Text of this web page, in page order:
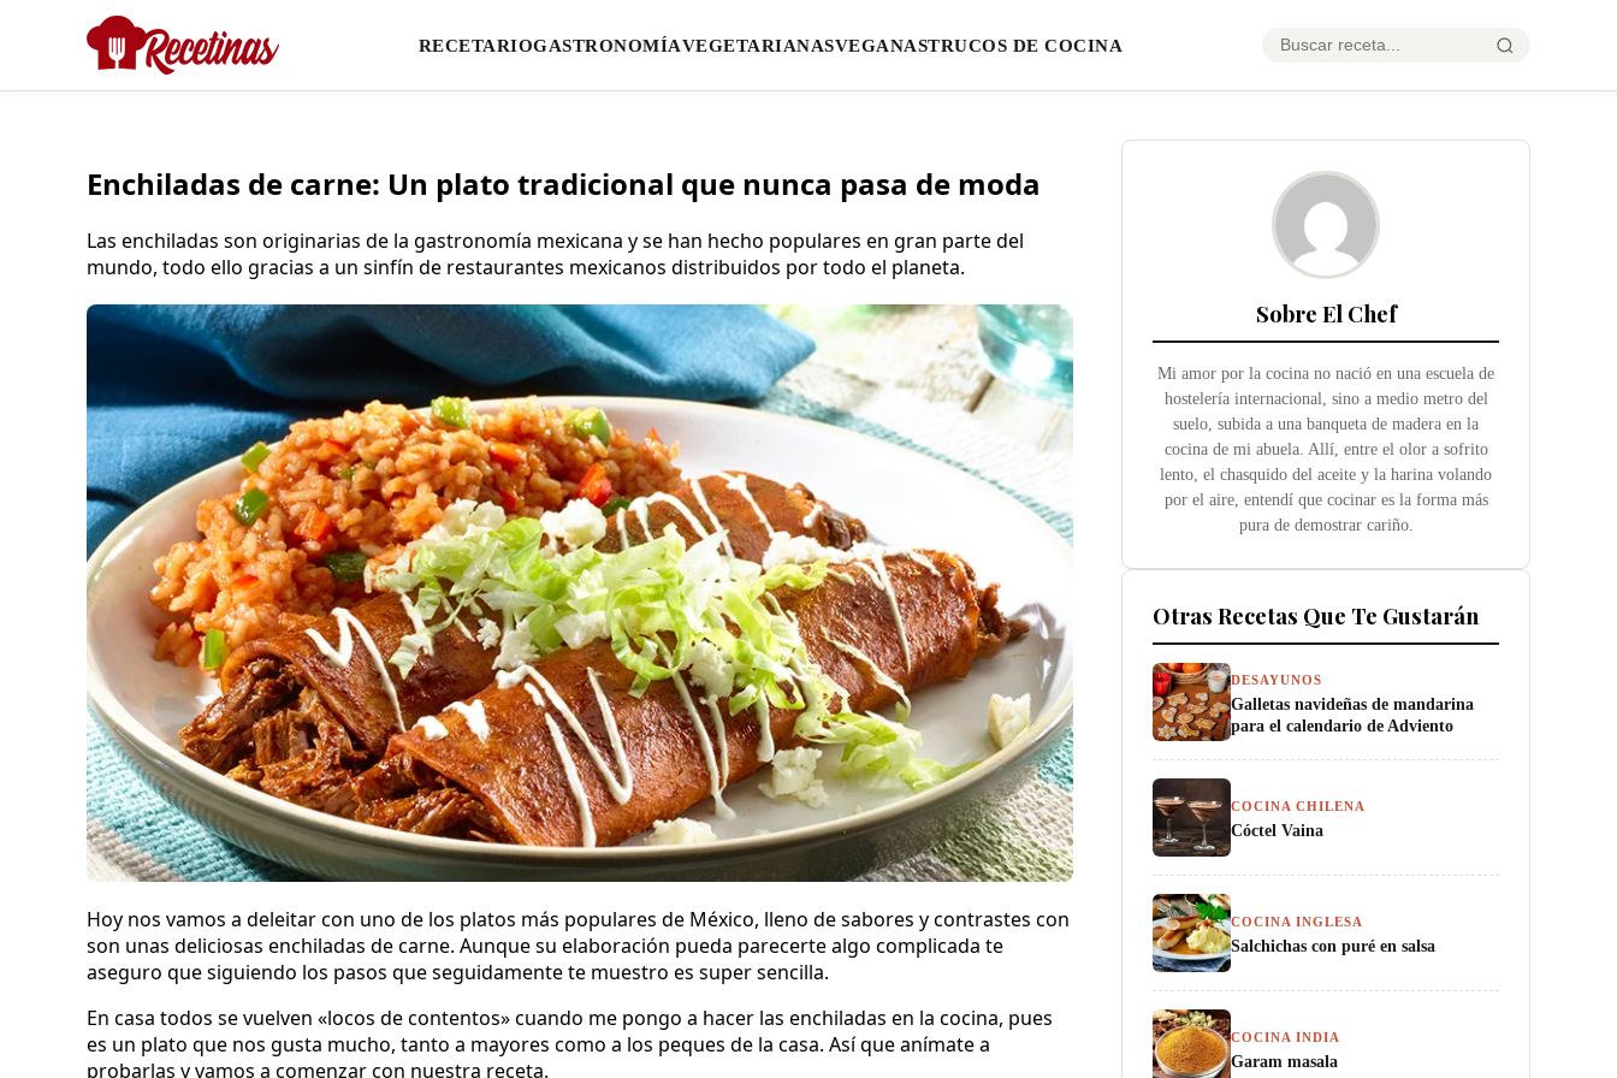
RECETARIOGASTRONOMÍAVEGETARIANASVEGANASTRUCOS DE COCINA
Enchiladas de carne: Un plato tradicional que nunca pasa de moda
Las enchiladas son originarias de la gastronomía mexicana y se han hecho populares en gran parte del
mundo, todo ello gracias a un sinfín de restaurantes mexicanos distribuidos por todo el planeta.
Hoy nos vamos a deleitar con uno de los platos más populares de México, lleno de sabores y contrastes con
son unas deliciosas enchiladas de carne. Aunque su elaboración pueda parecerte algo complicada te
aseguro que siguiendo los pasos que seguidamente te muestro es super sencilla.
En casa todos se vuelven «locos de contentos» cuando me pongo a hacer las enchiladas en la cocina, pues
es un plato que nos gusta mucho, tanto a mayores como a los peques de la casa. Así que anímate a
probarlas y vamos a comenzar con nuestra receta.
Sobre El Chef
Mi amor por la cocina no nació en una escuela de
hostelería internacional, sino a medio metro del
suelo, subida a una banqueta de madera en la
cocina de mi abuela. Allí, entre el olor a sofrito
lento, el chasquido del aceite y la harina volando
por el aire, entendí que cocinar es la forma más
pura de demostrar cariño.
Otras Recetas Que Te Gustarán
DESAYUNOS
Galletas navideñas de mandarina
para el calendario de Adviento
COCINA CHILENA
Cóctel Vaina
COCINA INGLESA
Salchichas con puré en salsa
COCINA INDIA
Garam masala